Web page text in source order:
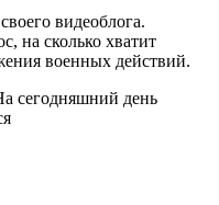
видеоблога.
на сколько хватит
военных действий.
сегодняшний день